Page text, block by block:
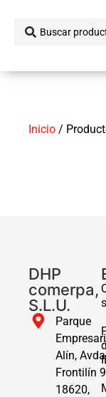
Inicio /
DHP
comerpa,
S.L.U.
Parque
Alín,
Frontilín
18620,